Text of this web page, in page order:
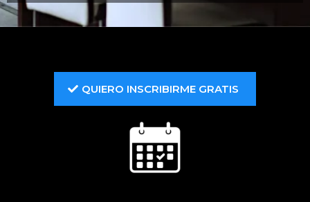
QUIERO INSCRIBIRME GRATIS